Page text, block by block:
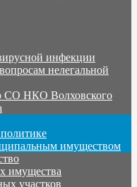
инфекции
нелегальной
СО НКО Волховского
имуществом
имущества
участков